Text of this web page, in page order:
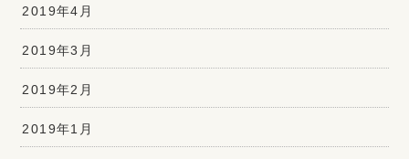
2019年4月
2019年3月
2019年2月
2019年1月